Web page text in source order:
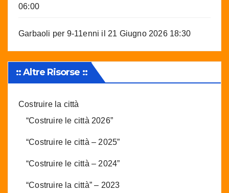
06:00
Garbaoli per 9-11enni il 21 Giugno 2026 18:30
:: Altre Risorse ::
Costruire la città
“Costruire le città 2026”
“Costruire le città – 2025”
“Costruire le città – 2024”
“Costruire la città” – 2023